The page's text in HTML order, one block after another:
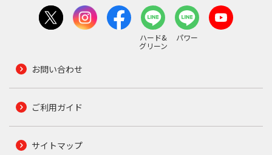
ハード&
グリーン
パワー
お問い合わせ
ご利用ガイド
サイトマップ